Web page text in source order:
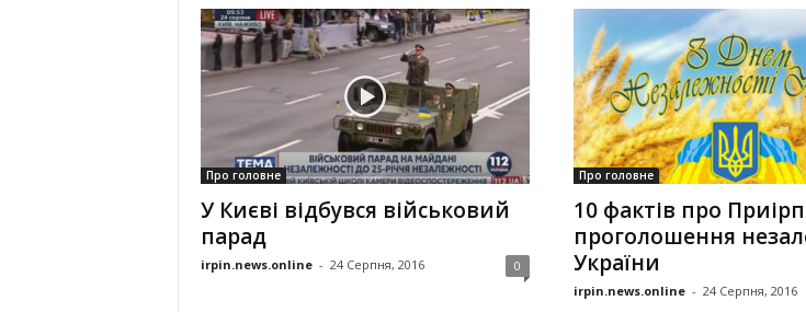
Про головне
У Києві відбувся військовий
парад
irpin.news.online - 24 Серпня, 2016 0
Про головне
10 фактів про
проголошення
України
irpin.news.online - 24 Серпня, 2016